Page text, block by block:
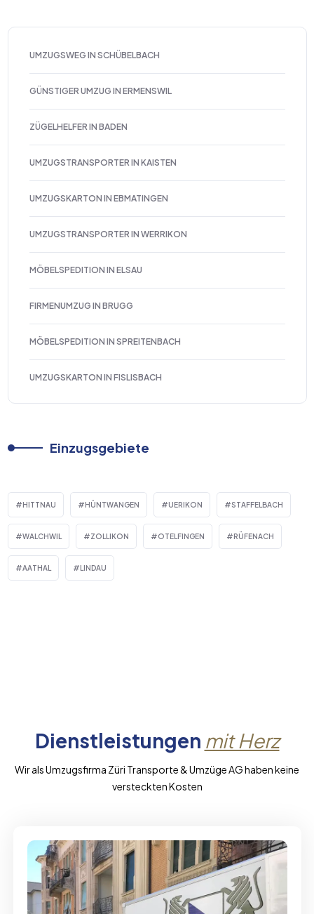
UMZUGSWEG IN SCHÜBELBACH
GÜNSTIGER UMZUG IN ERMENSWIL
ZÜGELHELFER IN BADEN
UMZUGSTRANSPORTER IN KAISTEN
UMZUGSKARTON IN EBMATINGEN
UMZUGSTRANSPORTER IN WERRIKON
MÖBELSPEDITION IN ELSAU
FIRMENUMZUG IN BRUGG
MÖBELSPEDITION IN SPREITENBACH
UMZUGSKARTON IN FISLISBACH
Einzugsgebiete
HITTNAU HÜNTWANGEN UERIKON STAFFELBACH
WALCHWIL ZOLLIKON OTELFINGEN RÜFENACH
AATHAL LINDAU
Dienstleistungen mit Herz
Wir als Umzugsfirma Züri Transporte & Umzüge AG haben keine
versteckten Kosten